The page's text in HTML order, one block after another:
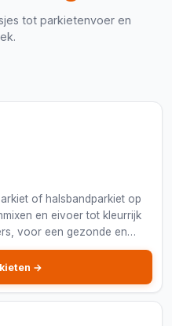
tot parkietenvoer en
of halsbandparkiet op
en eivoer tot kleurrijk
voor een gezonde en
→